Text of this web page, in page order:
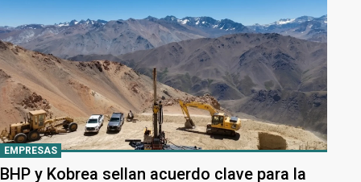
EMPRESAS
BHP y Kobrea sellan acuerdo clave para la